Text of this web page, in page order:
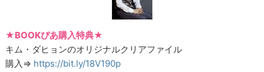
★BOOKぴあ購入特典★
キム・ダヒョンのオリジナルクリアファイル
購入⇒ https://bit.ly/18V190p